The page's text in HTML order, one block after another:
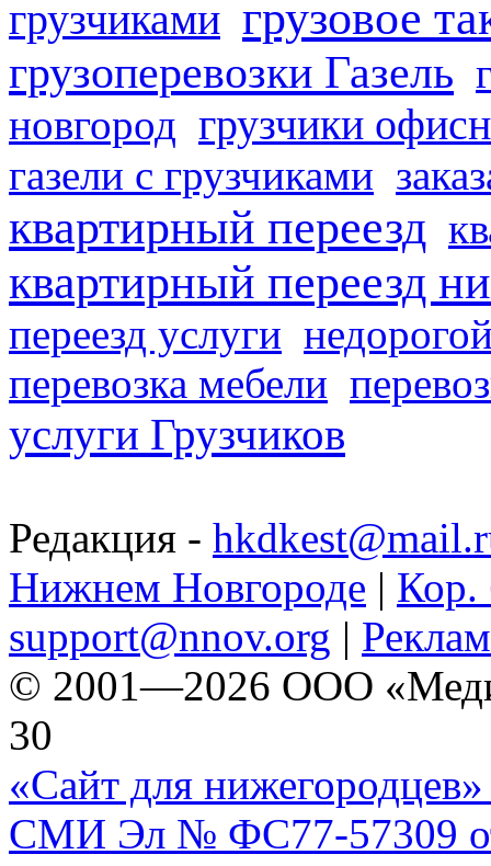
грузчиками грузовое
грузоперевозки Газель
новгород грузчики
газели с грузчиками
квартирный переезд
квартирный переезд
переезд услуги
перевозка мебели
услуги Грузчиков
Редакция -
Нижнем Новгороде | Кор.
support@nnov.org |
© 2001—2026 ООО
30
«Сайт для нижегородцев»
СМИ Эл № ФС77-57309